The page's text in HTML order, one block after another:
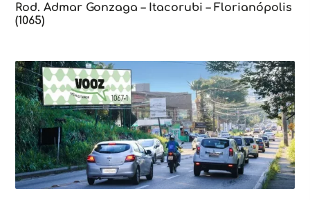
Rod. Admar Gonzaga – Itacorubi – Florianópolis
(1065)